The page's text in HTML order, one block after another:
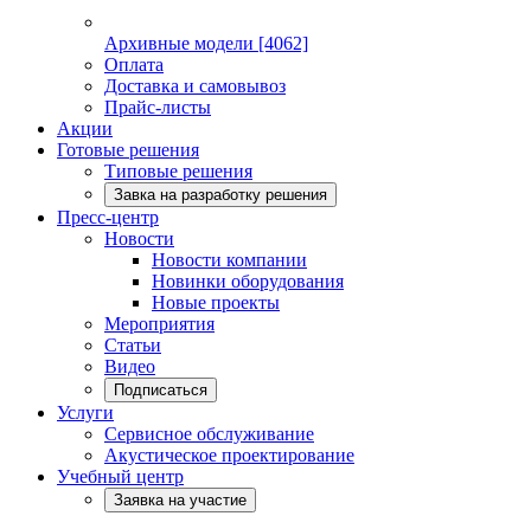
Архивные модели [4062]
Оплата
Доставка и самовывоз
Прайс-листы
Акции
Готовые решения
Типовые решения
Завка на разработку решения
Пресс-центр
Новости
Новости компании
Новинки оборудования
Новые проекты
Мероприятия
Статьи
Видео
Подписаться
Услуги
Сервисное обслуживание
Акустическое проектирование
Учебный центр
Заявка на участие